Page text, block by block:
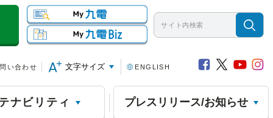
い合わせ 文字サイズ ENGLISH
ナビリティ プレスリリース/お知らせ